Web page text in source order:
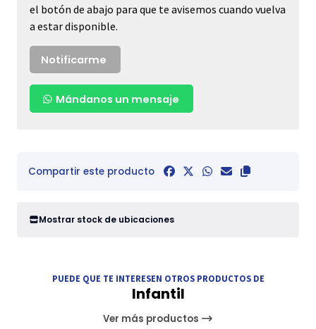
el botón de abajo para que te avisemos cuando vuelva
a estar disponible.
Notificarme
Mándanos un mensaje
Compartir este producto
Mostrar stock de ubicaciones
PUEDE QUE TE INTERESEN OTROS PRODUCTOS DE
Infantil
Ver más productos